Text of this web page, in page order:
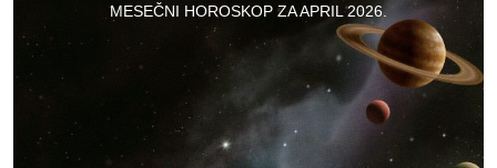
MESEČNI HOROSKOP ZA APRIL 2026.